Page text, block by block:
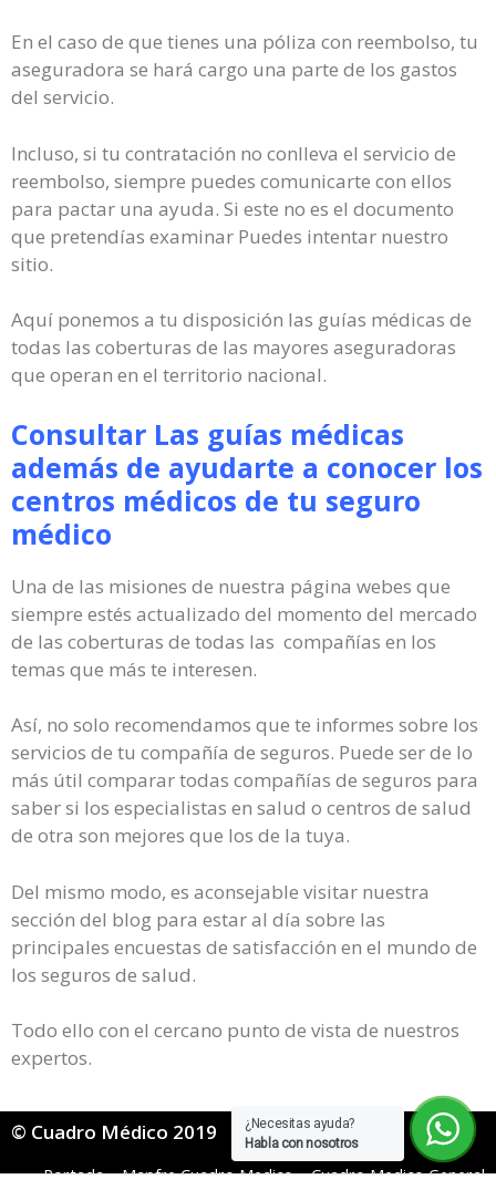
¿Necesitas ayuda?
Habla con nosotros
En el caso de que tienes una póliza con reembolso, tu
aseguradora se hará cargo una parte de los gastos
del servicio.
Incluso, si tu contratación no conlleva el servicio de
reembolso, siempre puedes comunicarte con ellos
para pactar una ayuda. Si este no es el documento
que pretendías examinar Puedes intentar nuestro
sitio.
Aquí ponemos a tu disposición las guías médicas de
todas las coberturas de las mayores aseguradoras
que operan en el territorio nacional.
Consultar Las guías médicas
además de ayudarte a conocer los
centros médicos de tu seguro
médico
Una de las misiones de nuestra página webes que
siempre estés actualizado del momento del mercado
de las coberturas de todas las compañías en los
temas que más te interesen.
Así, no solo recomendamos que te informes sobre los
servicios de tu compañía de seguros. Puede ser de lo
más útil comparar todas compañías de seguros para
saber si los especialistas en salud o centros de salud
de otra son mejores que los de la tuya.
Del mismo modo, es aconsejable visitar nuestra
sección del blog para estar al día sobre las
principales encuestas de satisfacción en el mundo de
los seguros de salud.
Todo ello con el cercano punto de vista de nuestros
expertos.
© Cuadro Médico 2019
Portada»Mapfre Cuadro Medico»Cuadro Medico General